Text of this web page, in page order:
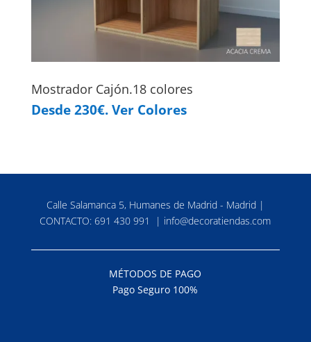
Mostrador Cajón.18 colores
Desde 230€. Ver Colores
Calle Salamanca 5, Humanes de Madrid - Madrid |
CONTACTO:691 430 991 | info@decoratiendas.com
MÉTODOS DE PAGO
Pago Seguro 100%